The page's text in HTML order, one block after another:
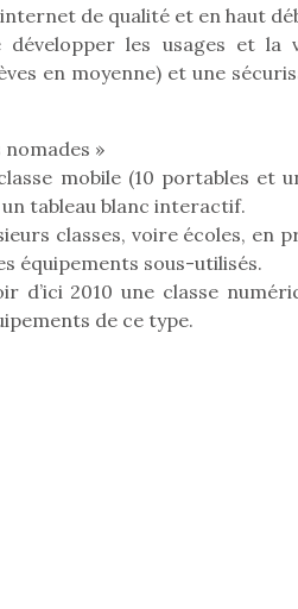
de qualité et en haut
les usages et la
en moyenne) et une
»
mobile (10 portables et
tableau blanc interactif.
classes, voire écoles, en
équipements sous-utilisés.
2010 une classe
de ce type.